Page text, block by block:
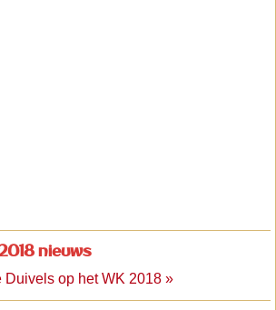
nieuws
Duivels op het WK 2018 »